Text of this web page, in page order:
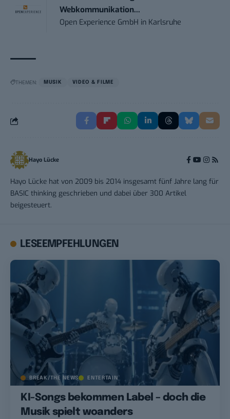
Webkommunikation...
Open Experience GmbH in Karlsruhe
THEMEN: MUSIK VIDEO & FILME
Hayo Lücke
Hayo Lücke hat von 2009 bis 2014 insgesamt fünf Jahre lang für
BASIC thinking geschrieben und dabei über 300 Artikel
beigesteuert.
LESEEMPFEHLUNGEN
BREAK/THE NEWS ENTERTAIN
KI-Songs bekommen Label – doch die
Musik spielt woanders